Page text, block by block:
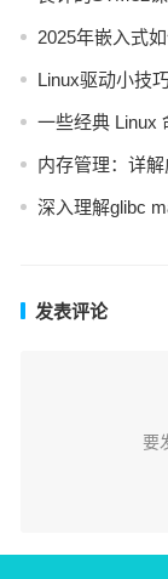
2025年嵌入式如
Linux驱动小技
一些经典 Linux
内存管理：详
深入理解glibc
发表评论
要